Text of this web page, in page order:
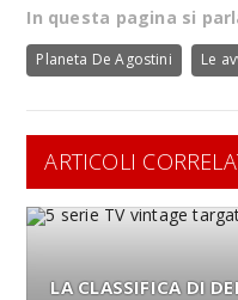
In questa pagina si
Planeta De Agostini Le
ARTICOLI
LA CLASSIFICA DI